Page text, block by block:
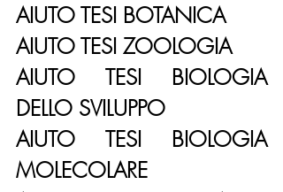
AIUTO TESI BOTANICA
AIUTO TESI ZOOLOGIA
AIUTO TESI BIOLOGIA
DELLO SVILUPPO
AIUTO TESI BIOLOGIA
MOLECOLARE